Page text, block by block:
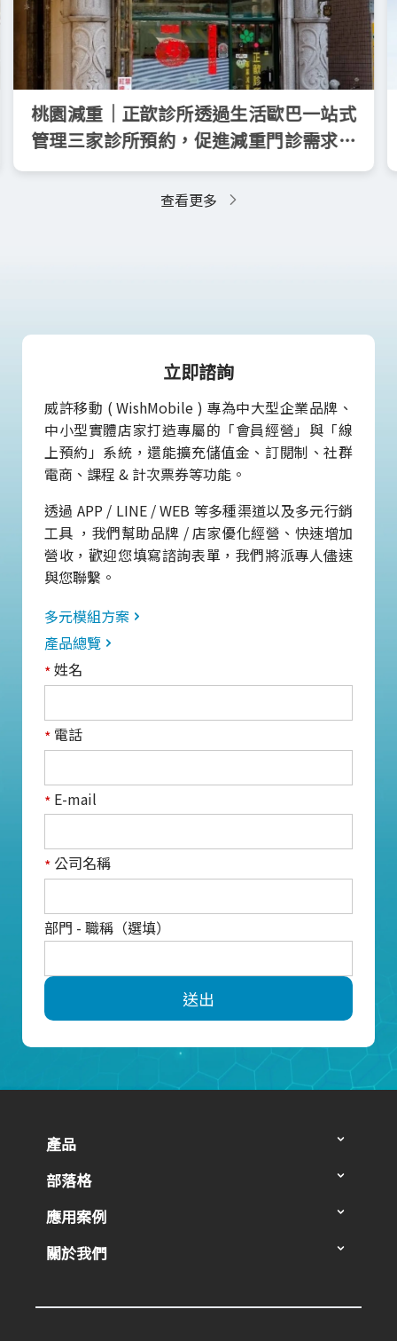
桃園減重｜正歆診所透過生活歐巴一站式
管理三家診所預約，促進減重門診需求顧
客的便捷預約體驗
查看更多
立即諮詢
威許移動 ( WishMobile ) 專為中大型企業品牌、
中小型實體店家打造專屬的「會員經營」與「線
上預約」系統，還能擴充儲值金、訂閱制、社群
電商、課程 & 計次票券等功能。
透過 APP / LINE / WEB 等多種渠道以及多元行銷
工具 ，我們幫助品牌 / 店家優化經營、快速增加
營收，歡迎您填寫諮詢表單，我們將派專人儘速
與您聯繫。
多元模組方案
產品總覽
*姓名
* 電話
* E-mail
* 公司名稱
部門 - 職稱（選填）
送出
產品
部落格
應用案例
關於我們